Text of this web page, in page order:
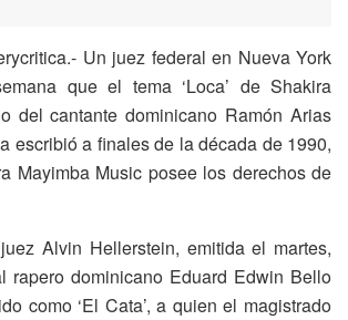
Un juez federal en Nueva York
que el tema ‘Loca’ de Shakira
del cantante dominicano Ramón Arias
escribió a finales de la década de 1990,
Mayimba Music posee los derechos de
Alvin Hellerstein, emitida el martes,
rapero dominicano Eduard Edwin Bello
como ‘El Cata’, a quien el magistrado